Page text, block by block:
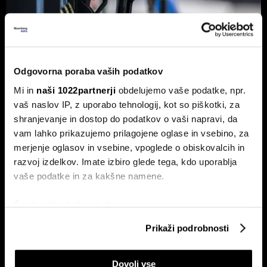
Odgovorna poraba vaših podatkov
Mi in naši 1022partnerji obdelujemo vaše podatke, npr.
vaš naslov IP, z uporabo tehnologij, kot so piškotki, za
shranjevanje in dostop do podatkov o vaši napravi, da
vam lahko prikazujemo prilagojene oglase in vsebino, za
merjenje oglasov in vsebine, vpoglede o obiskovalcih in
razvoj izdelkov. Imate izbiro glede tega, kdo uporablja
vaše podatke in za kakšne namene.
Če dovolite, želimo tudi:
Zbirati informacije o vaši geografski lokaciji, ki so
Identificirati napravo z aktivnim preverjanjem
lastnosti (odčitavanje prstnih odtisov)
Prikaži podrobnosti
Dovoli vse
Od kod prihaja dizel v Slovenijo in ali
bo cena še naprej rasla
Od začetka leta se je sod surove nafte brent podražil za
več kot 30 odstotkov. A potrošniki na bencinskih črpalkah
ne kupujejo surove nafte, temveč njihove derivate.
ETF-tekma Hrvatov in Slovencev
Nas čaka draga kurilna sezona?